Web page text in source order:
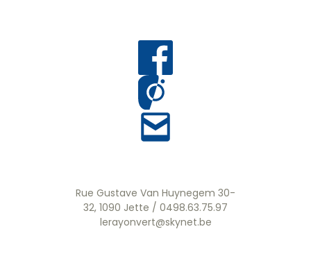
Rue Gustave Van Huynegem 30-
32, 1090 Jette / 0498.63.75.97
lerayonvert@skynet.be